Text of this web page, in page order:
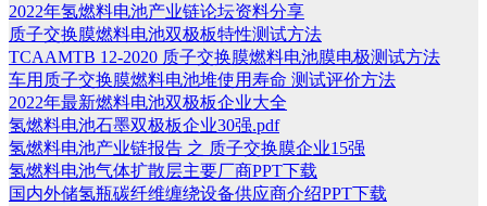
2022年氢燃料电池产业链论坛资料分享
质子交换膜燃料电池双极板特性测试方法
TCAAMTB 12-2020 质子交换膜燃料电池膜电极测试方法
车用质子交换膜燃料电池堆使用寿命 测试评价方法
2022年最新燃料电池双极板企业大全
氢燃料电池石墨双极板企业30强.pdf
氢燃料电池产业链报告 之 质子交换膜企业15强
氢燃料电池气体扩散层主要厂商PPT下载
国内外储氢瓶碳纤维缠绕设备供应商介绍PPT下载